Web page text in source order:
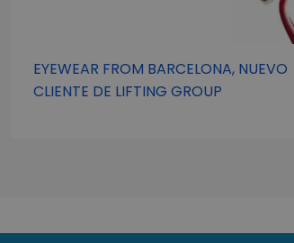
EYEWEAR FROM BARCELONA, NUEVO
CLIENTE DE LIFTING GROUP